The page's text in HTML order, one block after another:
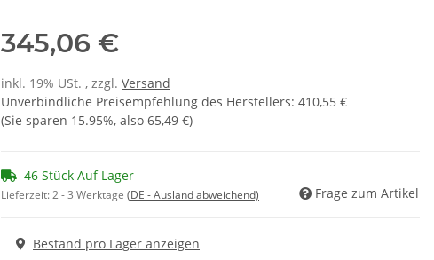
345,06 €
inkl. 19% USt. , zzgl. Versand
Unverbindliche Preisempfehlung des Herstellers: 410,55 €
(Sie sparen 15.95%, also 65,49 €)
46 Stück Auf Lager
Lieferzeit:2 - 3 Werktage (DE - Ausland abweichend) Frage zum Artikel
Bestand pro Lager anzeigen